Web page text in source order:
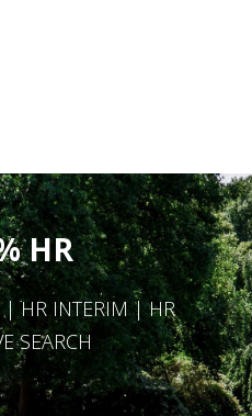
HR
| HR INTERIM | HR
SEARCH